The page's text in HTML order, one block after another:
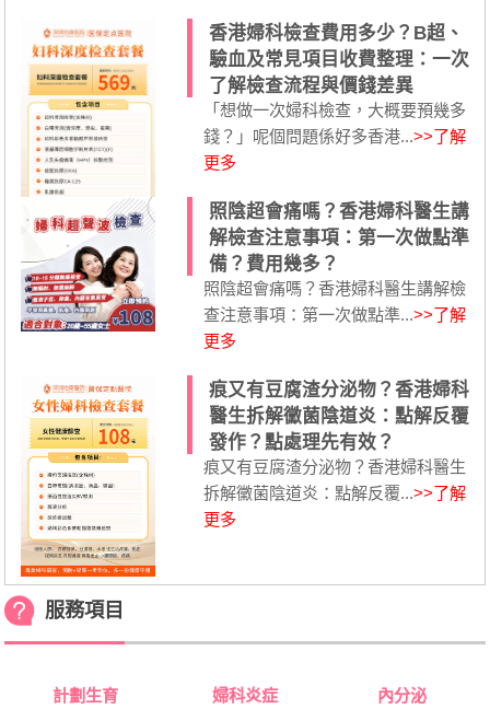
香港婦科檢查費用多少？B超、
驗血及常見項目收費整理：一次
了解檢查流程與價錢差異
「想做一次婦科檢查，大概要預幾多
錢？」呢個問題係好多香港...>>了解
更多
照陰超會痛嗎？香港婦科醫生講
解檢查注意事項：第一次做點準
備？費用幾多？
照陰超會痛嗎？香港婦科醫生講解檢
查注意事項：第一次做點準...>>了解
更多
痕又有豆腐渣分泌物？香港婦科
醫生拆解黴菌陰道炎：點解反覆
發作？點處理先有效？
痕又有豆腐渣分泌物？香港婦科醫生
拆解黴菌陰道炎：點解反覆...>>了解
更多
服務項目
計劃生育 婦科炎症 內分泌